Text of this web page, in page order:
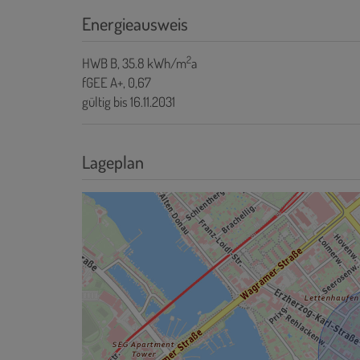
Energieausweis
HWBB, 35.8 kWh/m2a
fGEEA+, 0,67
gültig bis16.11.2031
Lageplan